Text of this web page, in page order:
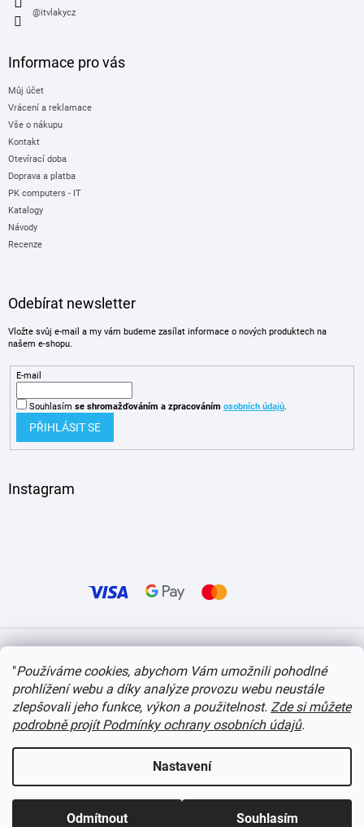
"Používáme cookies, abychom Vám umožnili pohodlné
prohlížení webu a díky analýze provozu webu neustále
zlepšovali jeho funkce, výkon a použitelnost. Zde si můžete
podrobně projít Podmínky ochrany osobních údajů.
Nastavení
Odmítnout Souhlasím
@itvlakycz
Informace pro vás
Můj účet
Vrácení a reklamace
Vše o nákupu
Kontakt
Otevírací doba
Doprava a platba
PK computers - IT
Katalogy
Návody
Recenze
Odebírat newsletter
Vložte svůj e-mail a my vám budeme zasílat informace o nových produktech na
našem e-shopu.
E-mail
Souhlasím se shromažďováním a zpracováním osobních údajů.
PŘIHLÁSIT SE
Instagram
Copyright 2026 itvlaky.cz . Všechna práva vyhrazena. Upravit nastavení cookies